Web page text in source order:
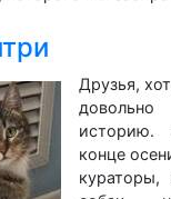
Друзья,
историю.
конце
кураторы,